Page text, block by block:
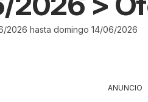
2026 hasta domingo 14/06/2026
ANUNCIO